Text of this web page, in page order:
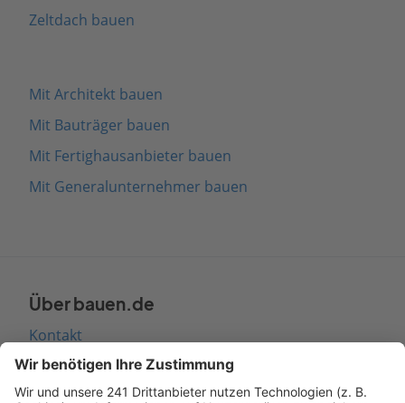
Zeltdach bauen
Mit Architekt bauen
Mit Bauträger bauen
Mit Fertighausanbieter bauen
Mit Generalunternehmer bauen
Über bauen.de
Kontakt
Seitenaufbau
Barrierefreiheit